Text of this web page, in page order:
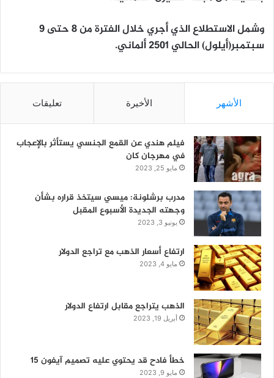
وشمل الاستطلاع الذي أجري خلال الفترة من 8 حتى 9
سبتمبر(أيلول) الحالي 2501 ألماني.
الأشهر الأخيرة تعليقات
فيلم هندي عن القمع الجنسي يستأثر بالإعجاب
في مهرجان كان
مايو 25, 2023
مدرب برشلونة: ميسي سيتخذ قراره بشأن
وجهته الجديدة الأسبوع المقبل
يونيو 3, 2023
ارتفاع أسعار الذهب مع تراجع الدولار
مايو 4, 2023
الذهب يتراجع مقابل ارتفاع الدولار
أبريل 19, 2023
خطأ فادح قد يحتوي عليه تصميم آيفون 15
مايو 9, 2023